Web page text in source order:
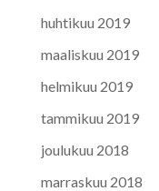
huhtikuu 2019
maaliskuu 2019
helmikuu 2019
tammikuu 2019
joulukuu 2018
marraskuu 2018